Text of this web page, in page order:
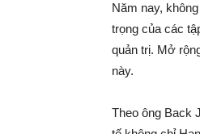
Năm nay,
trọng của các
quản trị. Mở
này.
Theo ông Back